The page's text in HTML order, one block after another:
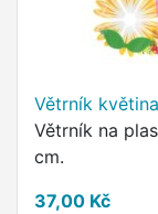
Větrník květina
Větrník na
cm.
37,00 Kč